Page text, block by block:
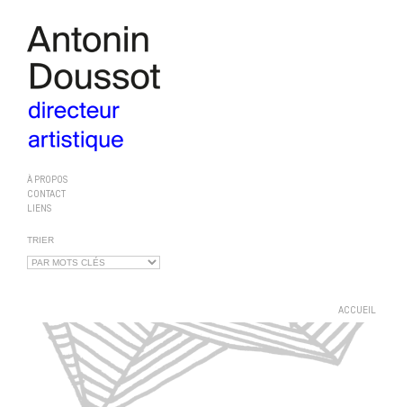
À PROPOS
CONTACT
LIENS
TRIER
ACCUEIL